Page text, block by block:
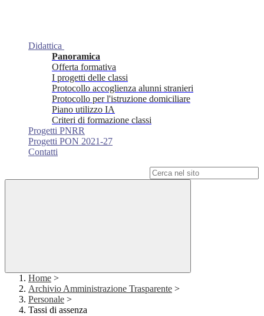
Didattica
Panoramica
Offerta formativa
I progetti delle classi
Protocollo accoglienza alunni stranieri
Protocollo per l'istruzione domiciliare
Piano utilizzo IA
Criteri di formazione classi
Progetti PNRR
Progetti PON 2021-27
Contatti
Home >
Archivio Amministrazione Trasparente >
Personale >
Tassi di assenza